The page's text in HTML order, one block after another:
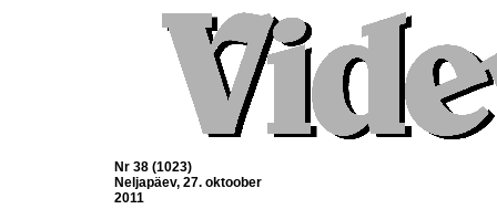
Nr 38 (1023)
Neljapäev, 27. oktoober
2011